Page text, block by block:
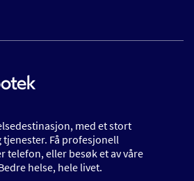
med et stort
Få profesjonell
telefon, eller besøk et av våre
helse, hele livet.